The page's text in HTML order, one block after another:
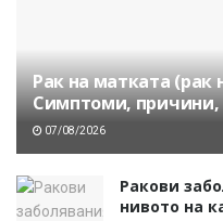
Рак на матката (рак
Симптоми, причини,
07/08/2026
Ракови
нивото на